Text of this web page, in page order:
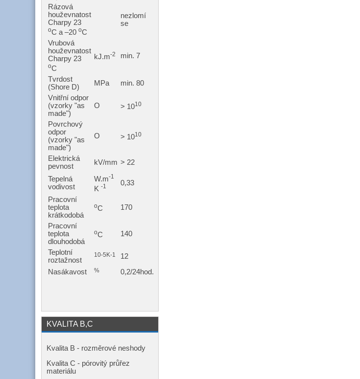
Rázová
houževnatost
Charpy 23
oC a –20 oC
nezlomí
se
Vrubová
houževnatost
Charpy 23
oC
kJ.m-2 min. 7
Tvrdost
(Shore D)
MPa
min. 80
Vnitřní odpor
(vzorky "as
made")
O > 1010
Povrchový
odpor
(vzorky "as
made")
O > 1010
Elektrická
pevnost
kV/mm > 22
Tepelná
vodivost
W.m-1
K -1 0,33
Pracovní
teplota
krátkodobá
oC 170
Pracovní
teplota
dlouhodobá
oC 140
Teplotní
roztažnost
10-5K-1
12
Nasákavost
% 0,2/24hod.
KVALITA B,C
Kvalita B - rozměrové neshody
Kvalita C - pórovitý průřez
materiálu